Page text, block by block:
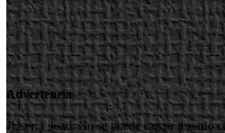
×
Advertencia
JUser: :_load: No se puede cargar usuario